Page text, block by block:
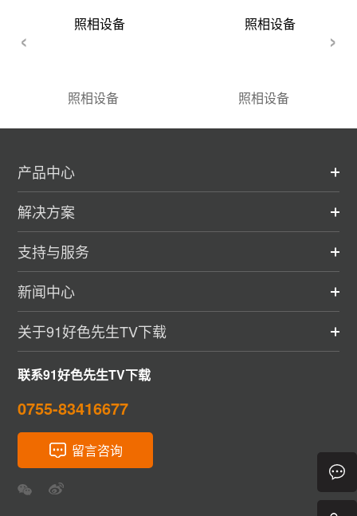
照相设备 照相设备
‹ ›
产品中心
解决方案
支持与服务
新闻中心
关于91好色先生TV下载
联系91好色先生TV下载
0755-83416677
留言咨询